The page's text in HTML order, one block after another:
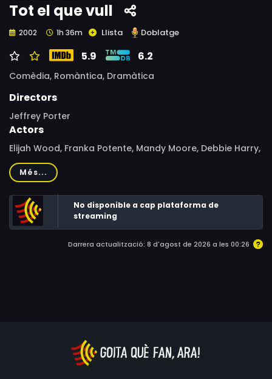
Tot el que vull
2002 1h 36m Llista Doblatge
5.9 6.2
Comèdia, Romàntica, Dramàtica
Directors
Jeffrey Porter
Actors
Elijah Wood, Franka Potente, Mandy Moore, Debbie Harry,
Elizabeth Perkins, Chris William Martin, Aaron Pearl, Aloma
Wright, Andrew Jackson, Malcolm Scott, Frank C. Turner,
Chad Faust, Daniella Evangelista, Josh Byer, Michael
Roberds, Michael P. Northey, Vicky Huang, Chris Boyd,
Desiree Zurowski
Més...
No disponible a cap plataforma de
streaming
Darrera actualització: 8 d'agost de 2026 a les 00:26